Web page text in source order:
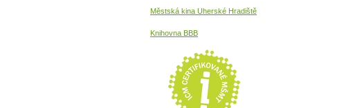
Městská kina Uherské Hradiště
Knihovna BBB